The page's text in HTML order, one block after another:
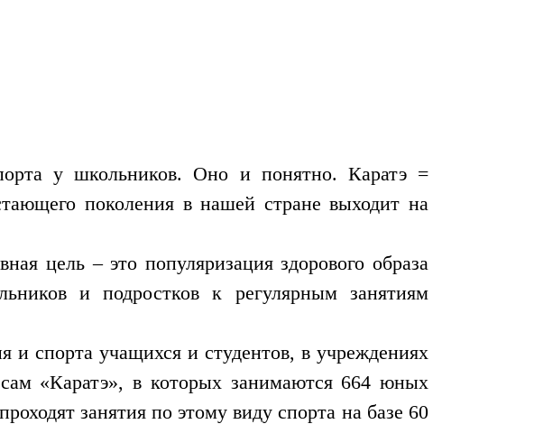
у школьников. Оно и понятно. Каратэ =
поколения в нашей стране выходит на
цель – это популяризация здорового образа
и подростков к регулярным занятиям
и спорта учащихся и студентов, в учреждениях
«Каратэ», в которых занимаются 664 юных
занятия по этому виду спорта на базе 60